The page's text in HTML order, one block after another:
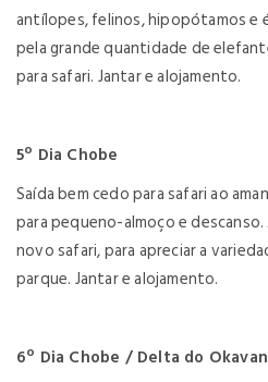
antílopes, felinos, hipopótamos e
pela grande quantidade de
para safari. Jantar e alojamento.
5º Dia Chobe
Saída bem cedo para safari ao
para pequeno-almoço e
novo safari, para apreciar a
parque. Jantar e alojamento.
6º Dia Chobe / Delta do